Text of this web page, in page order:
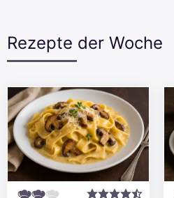
Rezepte der Woche